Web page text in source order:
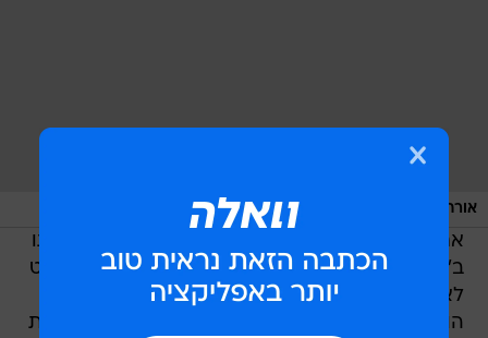
אורחים מלכותיים בטקס AP
את פרס השחקן הראשי קטף רמי מאלק על הופעתו
ב"רפסודיה בוהמית", וגם הוא מסתמן כעת כפייבוריט
לאוסקר. בנאומו, הודה הכוכב לפרדי מרקיורי, אותו
הוא מגלם, ולמלכה אליזבת השנייה. כצפוי, בקטגוריית